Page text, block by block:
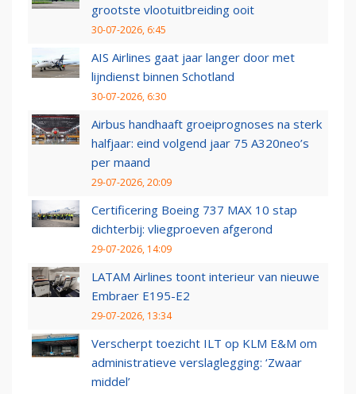
grootste vlootuitbreiding ooit
30-07-2026, 6:45
AIS Airlines gaat jaar langer door met
lijndienst binnen Schotland
30-07-2026, 6:30
Airbus handhaaft groeiprognoses na sterk
halfjaar: eind volgend jaar 75 A320neo’s
per maand
29-07-2026, 20:09
Certificering Boeing 737 MAX 10 stap
dichterbij: vliegproeven afgerond
29-07-2026, 14:09
LATAM Airlines toont interieur van nieuwe
Embraer E195-E2
29-07-2026, 13:34
Verscherpt toezicht ILT op KLM E&M om
administratieve verslaglegging: ‘Zwaar
middel’